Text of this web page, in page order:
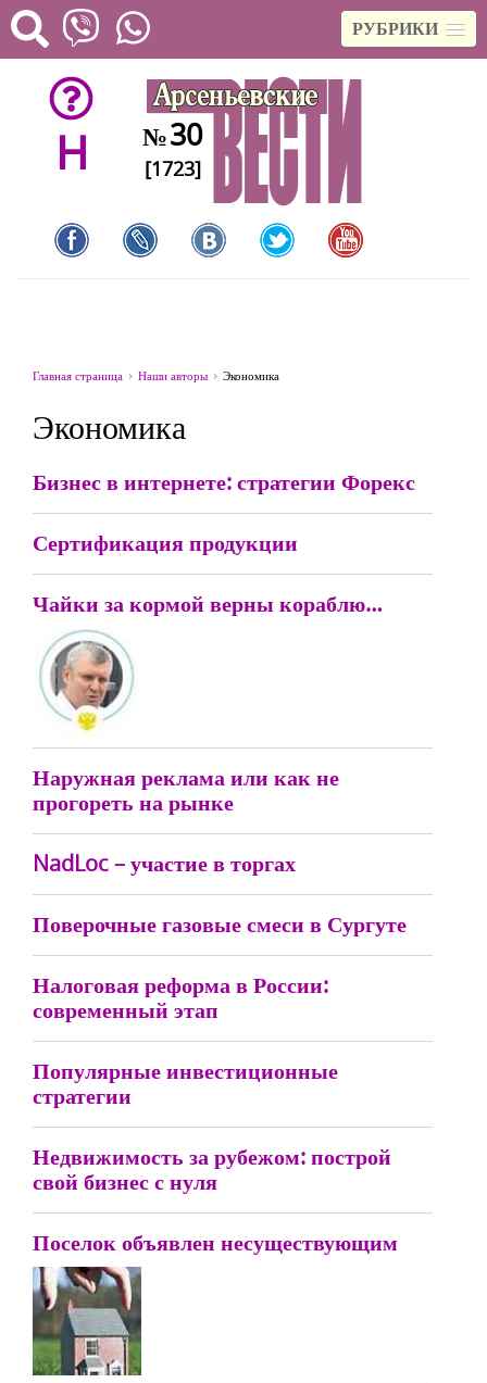
РУБРИКИ
H №30
[1723]
Главная страница Наши авторы Экономика
Экономика
Бизнес в интернете: стратегии Форекс
Сертификация продукции
Чайки за кормой верны кораблю…
Наружная реклама или как не
прогореть на рынке
NadLoc – участие в торгах
Поверочные газовые смеси в Сургуте
Налоговая реформа в России:
современный этап
Популярные инвестиционные
стратегии
Недвижимость за рубежом: построй
свой бизнес с нуля
Поселок объявлен несуществующим